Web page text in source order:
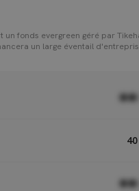
un fonds evergreen géré par
un large éventail
rang à taux variable
qualité. Le fonds a obtenu